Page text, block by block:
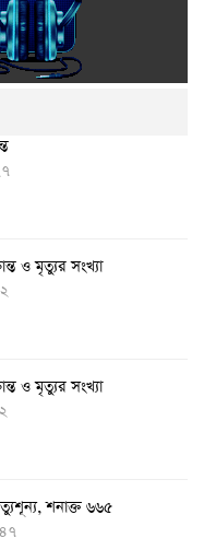
ও মৃত্যুর সংখ্যা
ও মৃত্যুর সংখ্যা
শনাক্ত ৬৬৫